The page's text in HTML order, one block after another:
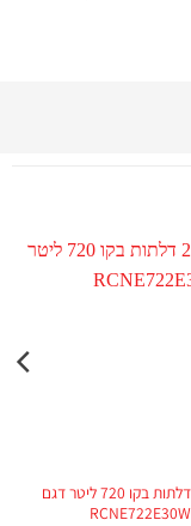
מקרר 2 דלתות בקו 720 ליטר דגם
RCNE722E30W